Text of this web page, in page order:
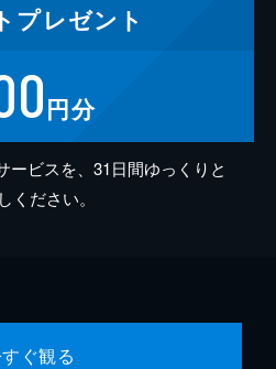
プレゼント
円分
ービスを、31日間ゆっくりと
ください。
ぐ観る